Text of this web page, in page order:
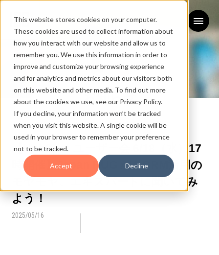
This website stores cookies on your computer.
These cookies are used to collect information about
how you interact with our website and allow us to
remember you. We use this information in order to
improve and customize your browsing experience
and for analytics and metrics about our visitors both
on this website and other media. To find out more
about the cookies we use, see our Privacy Policy.
If you decline, your information won’t be tracked
when you visit this website. A single cookie will be
used in your browser to remember your preference
not to be tracked.
Accept Decline
お知らせ
NEWS
【HubSpot ユーザー会 6/18（水）17
時開催】Japan HUG #11 CRM活用の
モヤモヤ、エキスパートに聞いてみ
よう！
2025/05/16